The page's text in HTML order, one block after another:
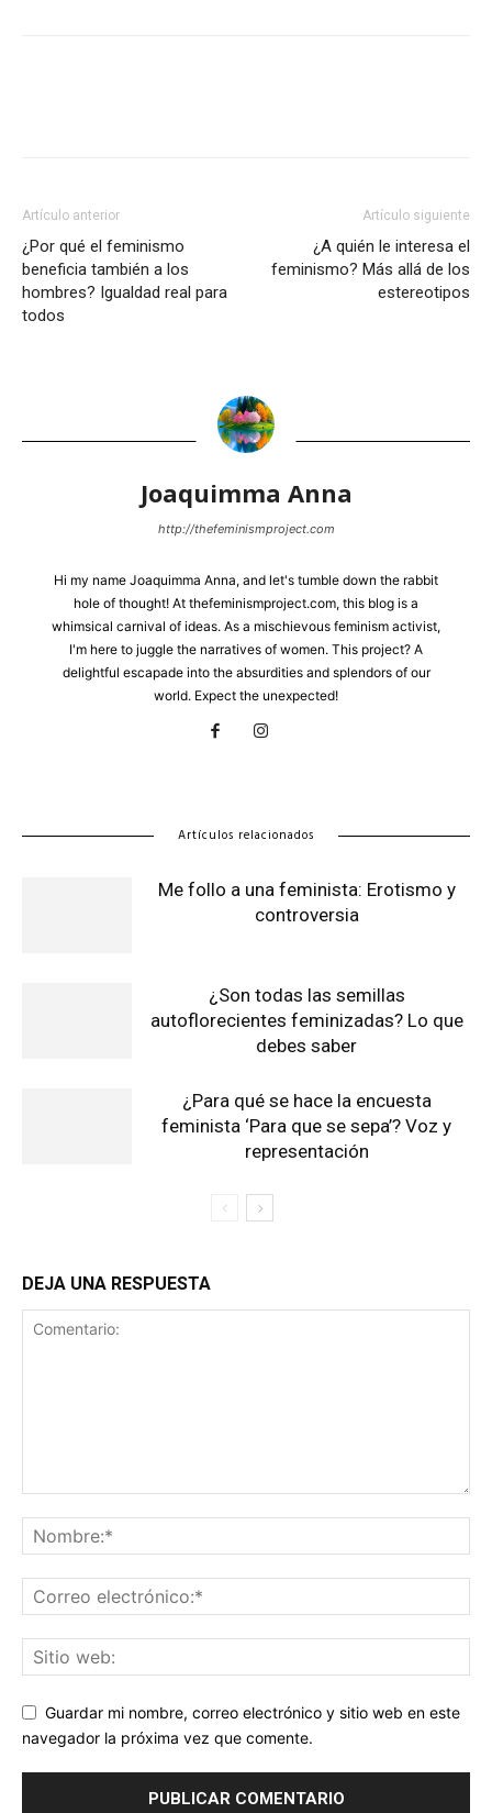
Artículo anterior
¿Por qué el feminismo
beneficia también a los
hombres? Igualdad real para
todos
Artículo siguiente
¿A quién le interesa el
feminismo? Más allá de los
estereotipos
Joaquimma Anna
http://thefeminismproject.com
Hi my name Joaquimma Anna, and let's tumble down the rabbit
hole of thought! At thefeminismproject.com, this blog is a
whimsical carnival of ideas. As a mischievous feminism activist,
I'm here to juggle the narratives of women. This project? A
delightful escapade into the absurdities and splendors of our
world. Expect the unexpected!
Artículos relacionados
Me follo a una feminista: Erotismo y
controversia
¿Son todas las semillas
autoflorecientes feminizadas? Lo que
debes saber
¿Para qué se hace la encuesta
feminista ‘Para que se sepa’? Voz y
representación
DEJA UNA RESPUESTA
Guardar mi nombre, correo electrónico y sitio web en este
navegador la próxima vez que comente.